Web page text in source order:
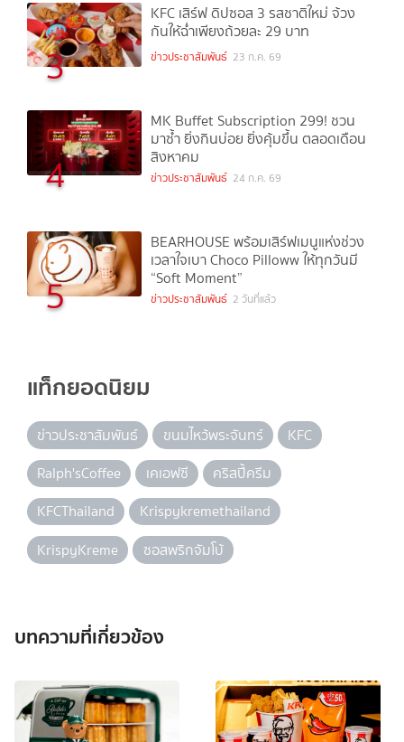
3
KFC เสิร์ฟ ดิปซอส 3 รสชาติใหม่ จ้วง
กันให้ฉ่ำเพียงถ้วยละ 29 บาท
ข่าวประชาสัมพันธ์ 23 ก.ค. 69
4
MK Buffet Subscription 299! ชวน
มาซ้ำ ยิ่งกินบ่อย ยิ่งคุ้มขึ้น ตลอดเดือน
สิงหาคม
ข่าวประชาสัมพันธ์ 24 ก.ค. 69
5
BEARHOUSE พร้อมเสิร์ฟเมนูแห่งช่วง
เวลาใจเบา Choco Pilloww ให้ทุกวันมี
“Soft Moment”
ข่าวประชาสัมพันธ์ 2 วันที่แล้ว
แท็กยอดนิยม
ข่าวประชาสัมพันธ์ ขนมไหว้พระจันทร์
KFC
Ralph'sCoffee
เคเอฟซี
คริสปี้ครีม
KFCThailand
Krispykremethailand
KrispyKreme
ซอสพริกจัมโบ้
บทความที่เกี่ยวข้อง